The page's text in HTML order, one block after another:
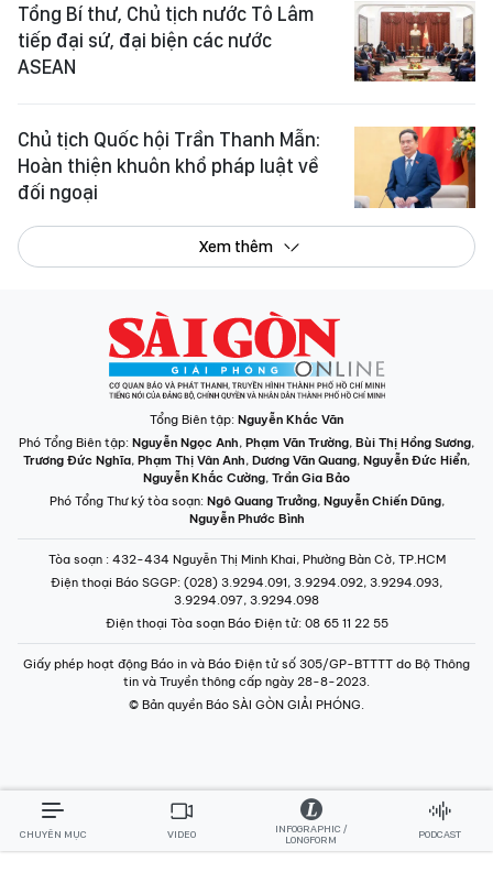
Tổng Bí thư, Chủ tịch nước Tô Lâm
tiếp đại sứ, đại biện các nước
ASEAN
Chủ tịch Quốc hội Trần Thanh Mẫn:
Hoàn thiện khuôn khổ pháp luật về
đối ngoại
Xem thêm
Tổng Biên tập: Nguyễn Khắc Văn
Phó Tổng Biên tập: Nguyễn Ngọc Anh, Phạm Văn Trường, Bùi Thị Hồng Sương,
Trương Đức Nghĩa, Phạm Thị Vân Anh, Dương Văn Quang, Nguyễn Đức Hiển,
Nguyễn Khắc Cường, Trần Gia Bảo
Phó Tổng Thư ký tòa soạn: Ngô Quang Trưởng, Nguyễn Chiến Dũng,
Nguyễn Phước Bình
Tòa soạn : 432-434 Nguyễn Thị Minh Khai, Phường Bàn Cờ, TP.HCM
Điện thoại Báo SGGP: (028) 3.9294.091, 3.9294.092, 3.9294.093,
3.9294.097, 3.9294.098
Điện thoại Tòa soạn Báo Điện tử: 08 65 11 22 55
Giấy phép hoạt động Báo in và Báo Điện tử số 305/GP-BTTTT do Bộ Thông
tin và Truyền thông cấp ngày 28-8-2023.
© Bản quyền Báo SÀI GÒN GIẢI PHÓNG.
CHUYÊN MỤC VIDEO
INFOGRAPHIC /
LONGFORM
PODCAST